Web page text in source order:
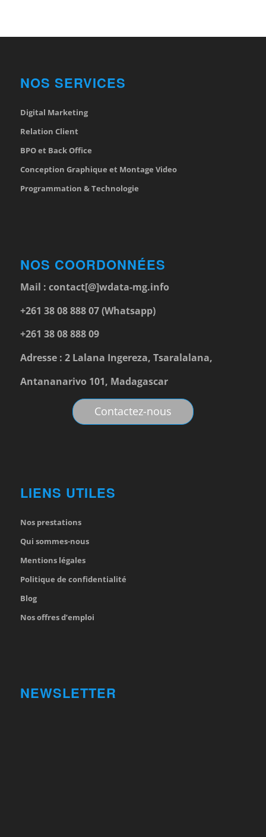
NOS SERVICES
Digital Marketing
Relation Client
BPO et Back Office
Conception Graphique et Montage Video
Programmation & Technologie
NOS COORDONNÉES
Mail : contact[@]wdata-mg.info
+261 38 08 888 07 (Whatsapp)
+261 38 08 888 09
Adresse : 2 Lalana Ingereza, Tsaralalana,
Antananarivo 101, Madagascar
Contactez-nous
LIENS UTILES
Nos prestations
Qui sommes-nous
Mentions légales
Politique de confidentialité
Blog
Nos offres d’emploi
NEWSLETTER